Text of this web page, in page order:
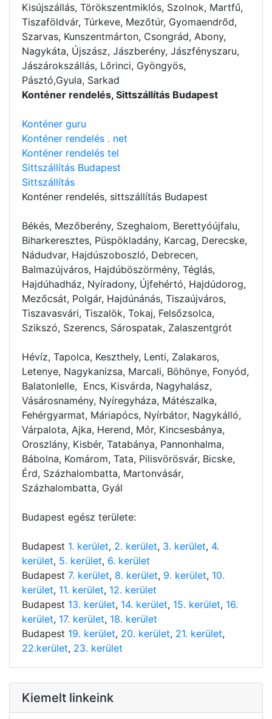
Kisújszállás, Törökszentmiklós, Szolnok, Martfű,
Tiszaföldvár, Túrkeve, Mezőtúr, Gyomaendrőd,
Szarvas, Kunszentmárton, Csongrád, Abony,
Nagykáta, Újszász, Jászberény, Jászfényszaru,
Jászárokszállás, Lőrinci, Gyöngyös,
Pásztó,Gyula, Sarkad
Konténer rendelés, Sittszállítás Budapest
Konténer guru
Konténer rendelés . net
Konténer rendelés tel
Sittszállítás Budapest
Sittszállítás
Konténer rendelés, sittszállítás Budapest
Békés, Mezőberény, Szeghalom, Berettyóújfalu,
Biharkeresztes, Püspökladány, Karcag, Derecske,
Nádudvar, Hajdúszoboszló, Debrecen,
Balmazújváros, Hajdúböszörmény, Téglás,
Hajdúhadház, Nyíradony, Újfehértó, Hajdúdorog,
Mezőcsát, Polgár, Hajdúnánás, Tiszaújváros,
Tiszavasvári, Tiszalök, Tokaj, Felsőzsolca,
Szikszó, Szerencs, Sárospatak, Zalaszentgrót
Hévíz, Tapolca, Keszthely, Lenti, Zalakaros,
Letenye, Nagykanizsa, Marcali, Böhönye, Fonyód,
Balatonlelle, Encs, Kisvárda, Nagyhalász,
Vásárosnamény, Nyíregyháza, Mátészalka,
Fehérgyarmat, Máriapócs, Nyírbátor, Nagykálló,
Várpalota, Ajka, Herend, Mór, Kincsesbánya,
Oroszlány, Kisbér, Tatabánya, Pannonhalma,
Bábolna, Komárom, Tata, Pilisvörösvár, Bicske,
Érd, Százhalombatta, Martonvásár,
Százhalombatta, Gyál
Budapest egész területe:
Budapest 1. kerület, 2. kerület, 3. kerület, 4.
kerület, 5. kerület, 6. kerület
Budapest 7. kerület, 8. kerület, 9. kerület, 10.
kerület, 11. kerület, 12. kerület
Budapest 13. kerület, 14. kerület, 15. kerület, 16.
kerület, 17. kerület, 18. kerület
Budapest 19. kerület, 20. kerület, 21. kerület,
22.kerület, 23. kerület
Kiemelt linkeink